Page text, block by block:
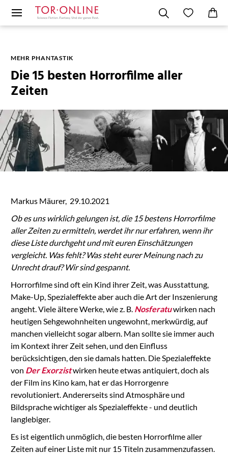
MEHR PHANTASTIK
Die 15 besten Horrorfilme aller
Zeiten
Markus Mäurer, 29.10.2021
Ob es uns wirklich gelungen ist, die 15 bestens Horrorfilme
aller Zeiten zu ermitteln, werdet ihr nur erfahren, wenn ihr
diese Liste durchgeht und mit euren Einschätzungen
vergleicht. Was fehlt? Was steht eurer Meinung nach zu
Unrecht drauf? Wir sind gespannt.
Horrorfilme sind oft ein Kind ihrer Zeit, was Ausstattung,
Make-Up, Spezialeffekte aber auch die Art der Inszenierung
angeht. Viele ältere Werke, wie z. B. Nosferatuwirken nach
heutigen Sehgewohnheiten ungewohnt, merkwürdig, auf
manchen vielleicht sogar albern. Man sollte sie immer auch
im Kontext ihrer Zeit sehen, und den Einfluss
berücksichtigen, den sie damals hatten. Die Spezialeffekte
von Der Exorzistwirken heute etwas antiquiert, doch als
der Film ins Kino kam, hat er das Horrorgenre
revolutioniert. Andererseits sind Atmosphäre und
Bildsprache wichtiger als Spezialeffekte - und deutlich
langlebiger.
Es ist eigentlich unmöglich, die besten Horrorfilme aller
Zeiten auf einer Liste mit nur 15 Titeln zusammenzufassen.